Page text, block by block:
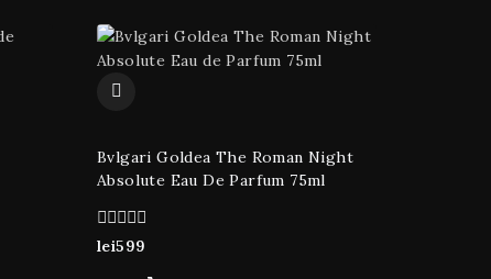
Bvlgari Goldea The Roman Night
Absolute Eau De Parfum 75ml
0
lei599